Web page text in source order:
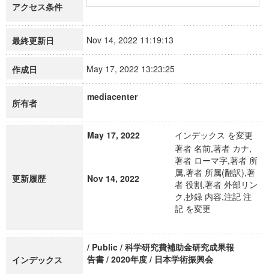
アクセス条件
最終更新日 Nov 14, 2022 11:19:13
作成日 May 17, 2022 13:23:25
所有者
mediacenter
更新履歴
May 17, 2022 インデックス を変更
Nov 14, 2022
著者 名前,著者 カナ,
著者 ローマ字,著者 所
属,著者 所属(翻訳),著
者 役割,著者 外部リン
ク,抄録 内容,注記 注
記 を変更
インデックス
/ Public / 科学研究費補助金研究成果報
告書 / 2020年度 / 日本学術振興会